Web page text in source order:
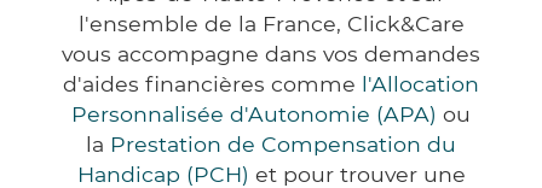
l'ensemble de la France, Click&Care
vous accompagne dans vos demandes
d'aides financières comme l'Allocation
Personnalisée d'Autonomie (APA) ou
la Prestation de Compensation du
Handicap (PCH) et pour trouver une